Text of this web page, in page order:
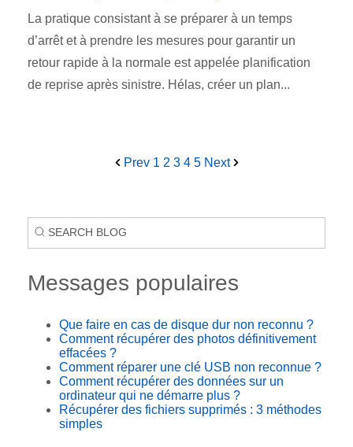
La pratique consistant à se préparer à un temps
d’arrêt et à prendre les mesures pour garantir un
retour rapide à la normale est appelée planification
de reprise après sinistre. Hélas, créer un plan...
Prev 1 2 3 4 5 Next
Messages populaires
Que faire en cas de disque dur non reconnu ?
Comment récupérer des photos définitivement
effacées ?
Comment réparer une clé USB non reconnue ?
Comment récupérer des données sur un
ordinateur qui ne démarre plus ?
Récupérer des fichiers supprimés : 3 méthodes
simples